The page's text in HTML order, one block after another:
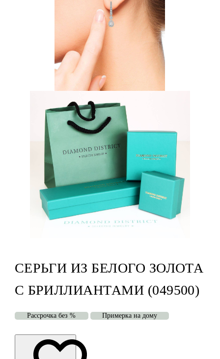
СЕРЬГИ ИЗ БЕЛОГО ЗОЛОТА
С БРИЛЛИАНТАМИ (049500)
Рассрочка без % Примерка на дому